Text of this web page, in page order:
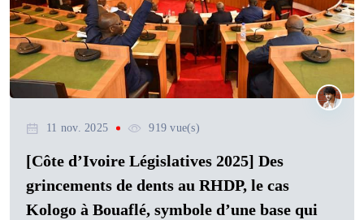
11 nov. 2025 919 vue(s)
[Côte d’Ivoire Législatives 2025] Des
grincements de dents au RHDP, le cas
Kologo à Bouaflé, symbole d’une base qui